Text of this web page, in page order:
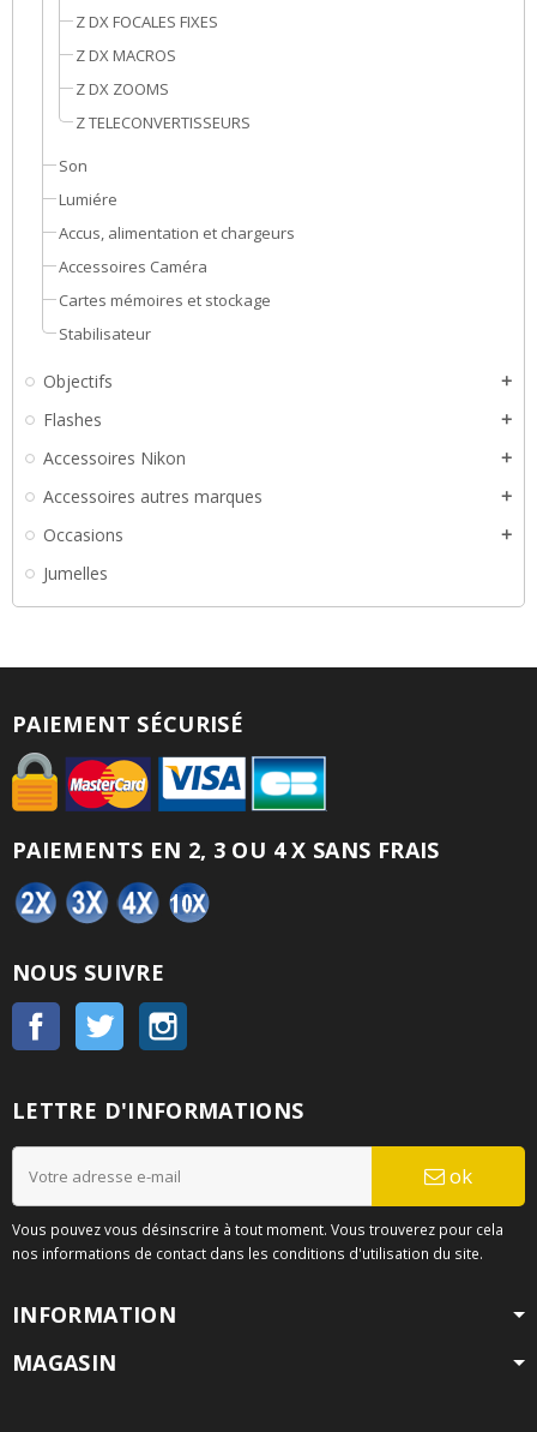
Z DX FOCALES FIXES
Z DX MACROS
Z DX ZOOMS
Z TELECONVERTISSEURS
Son
Lumiére
Accus, alimentation et chargeurs
Accessoires Caméra
Cartes mémoires et stockage
Stabilisateur
Objectifs add
Flashes add
Accessoires Nikon add
Accessoires autres marques add
Occasions add
Jumelles
PAIEMENT SÉCURISÉ
PAIEMENTS EN 2, 3 OU 4 X SANS FRAIS
NOUS SUIVRE
Facebook Twitter
LETTRE D'INFORMATIONS
ok
Vous pouvez vous désinscrire à tout moment. Vous trouverez pour cela
nos informations de contact dans les conditions d'utilisation du site.
INFORMATION
MAGASIN